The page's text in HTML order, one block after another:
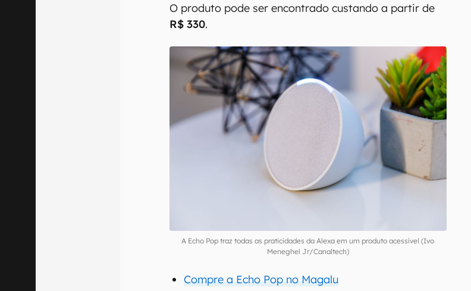
O produto pode ser encontrado custando a partir de
R$ 330.
A Echo Pop traz todas as praticidades da Alexa em um produto acessível (Ivo
Meneghel Jr/Canaltech)
Compre a Echo Pop no Magalu